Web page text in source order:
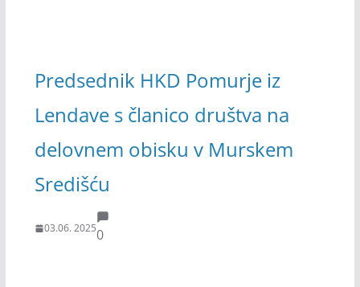
Predsednik HKD Pomurje iz
Lendave s članico društva na
delovnem obisku v Murskem
Središću
03.06. 20250